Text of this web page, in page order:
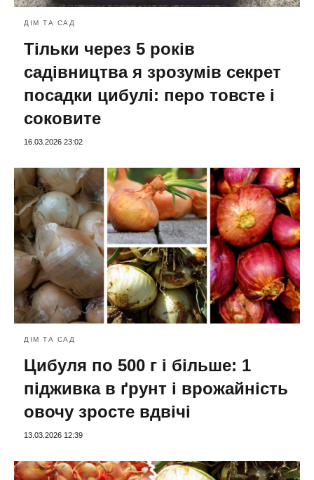
ДІМ ТА САД
Тільки через 5 років
садівництва я зрозумів секрет
посадки цибулі: перо товсте і
соковите
16.03.2026 23:02
ДІМ ТА САД
Цибуля по 500 г і більше: 1
підживка в ґрунт і врожайність
овочу зросте вдвічі
13.03.2026 12:39